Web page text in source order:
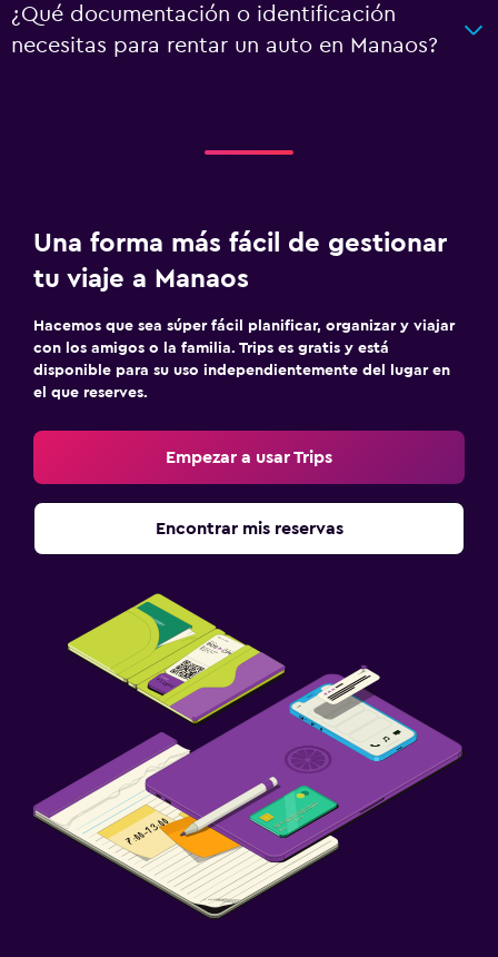
¿Qué documentación o identificación
necesitas para rentar un auto en Manaos?
Una forma más fácil de gestionar
tu viaje a Manaos
Hacemos que sea súper fácil planificar, organizar y viajar
con los amigos o la familia. Trips es gratis y está
disponible para su uso independientemente del lugar en
el que reserves.
Empezar a usar Trips
Encontrar mis reservas